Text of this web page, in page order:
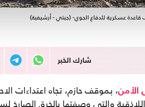
عسكرية للدفاع الجوي- (جيتي - أرشيفية)
شارك الخبر
الأمن، بموقف حازم، تجاه اعتداءات
والتي وصفتها بالخرق الصارخ